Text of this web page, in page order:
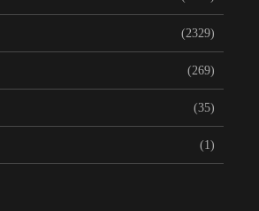
(2329)
(269)
(35)
(1)